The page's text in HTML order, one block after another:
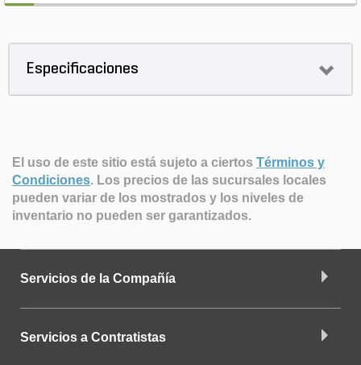
Especificaciones
El uso de este sitio está sujeto a ciertos Términos y
Condiciones. Los precios de las sucursales locales
pueden variar de los mostrados y los niveles de
inventario no pueden ser garantizados.
Servicios de la Compañía
Servicios a Contratistas